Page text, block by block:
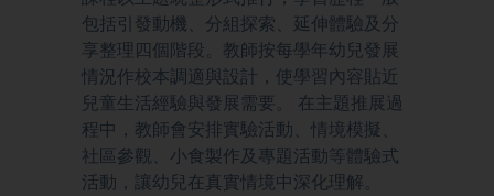
包括引發動機、分組探索、延伸體驗及分
享整理四個階段。教師按每學年幼兒發展
情況作校本調適與設計，使學習內容貼近
兒童生活經驗與發展需要。 在主題推展過
程中，教師會安排實驗活動、情境模擬、
社區參觀、小食製作及專題活動等體驗式
活動，讓幼兒在真實情境中深化理解。